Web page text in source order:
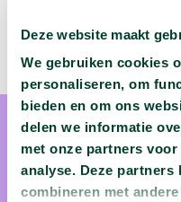
Deze website maakt
We gebruiken cookies
personaliseren, om
bieden en om ons
delen we informatie
met onze partners
analyse. Deze partners
combineren met